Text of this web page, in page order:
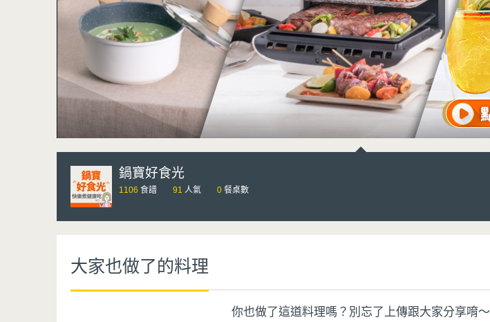
鍋寶好食光
1106 食譜 91 人氣 0 餐桌數
大家也做了的料理
你也做了這道料理嗎？別忘了上傳跟大家分享唷～